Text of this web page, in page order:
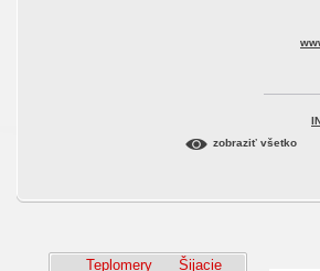
zobraziť všetko
Teplomery
Šijacie